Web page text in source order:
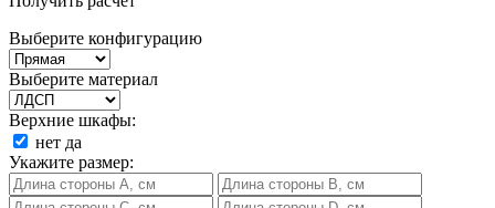
Выберите конфигурацию
Выберите материал
Верхние шкафы:
нет да
Укажите размер: